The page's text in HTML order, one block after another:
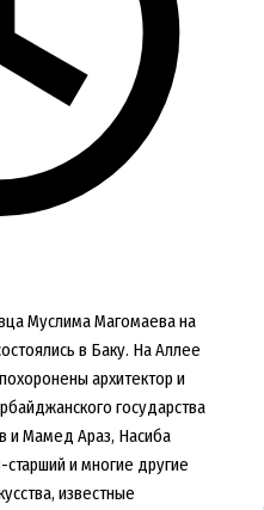
Муслима Магомаева на
в Баку. На Аллее
архитектор и
государства
и Мамед Араз, Насиба
и многие другие
известные